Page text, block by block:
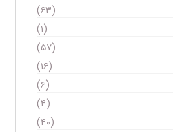
(۶۳)
(۱)
(۵۷)
(۱۶)
(۶)
(۴)
(۴۰)